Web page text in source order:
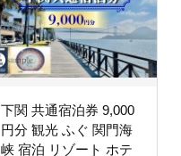
下関 共通宿泊券 9,000
円分 観光 ふぐ 関門海
峡 宿泊 リゾート ホテ